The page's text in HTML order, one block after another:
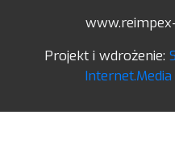
Projekt i wdrożenie: